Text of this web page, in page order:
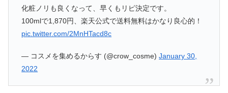
化粧ノリも良くなって、早くもリピ決定です。
100mlで1,870円、楽天公式で送料無料はかなり良心的！
pic.twitter.com/2MnHTacd8c
— コスメを集めるからす (@crow_cosme)January 30,
2022